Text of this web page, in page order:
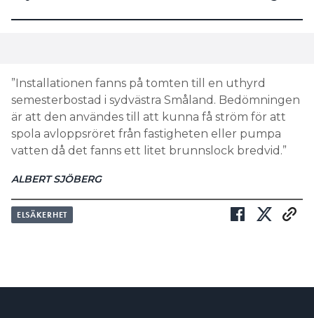
”Installationen fanns på tomten till en uthyrd
semesterbostad i sydvästra Småland. Bedömningen
är att den användes till att kunna få ström för att
spola avloppsröret från fastigheten eller pumpa
vatten då det fanns ett litet brunnslock bredvid.”
ALBERT SJÖBERG
ELSÄKERHET